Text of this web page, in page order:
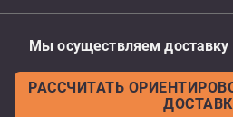
Мы осуществляем доставку
РАССЧИТАТЬ